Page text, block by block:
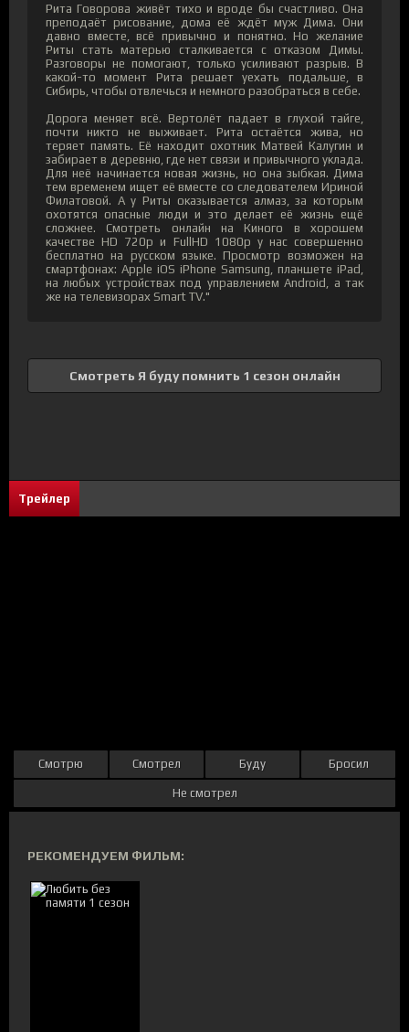
Рита Говорова живёт тихо и вроде бы счастливо. Она
преподаёт рисование, дома её ждёт муж Дима. Они
давно вместе, всё привычно и понятно. Но желание
Риты стать матерью сталкивается с отказом Димы.
Разговоры не помогают, только усиливают разрыв. В
какой-то момент Рита решает уехать подальше, в
Сибирь, чтобы отвлечься и немного разобраться в себе.
Дорога меняет всё. Вертолёт падает в глухой тайге,
почти никто не выживает. Рита остаётся жива, но
теряет память. Её находит охотник Матвей Калугин и
забирает в деревню, где нет связи и привычного уклада.
Для неё начинается новая жизнь, но она зыбкая. Дима
тем временем ищет её вместе со следователем Ириной
Филатовой. А у Риты оказывается алмаз, за которым
охотятся опасные люди и это делает её жизнь ещё
сложнее. Смотреть онлайн на Киного в хорошем
качестве HD 720p и FullHD 1080p у нас совершенно
бесплатно на русском языке. Просмотр возможен на
смартфонах: Apple iOS iPhone Samsung, планшете iPad,
на любых устройствах под управлением Android, а так
же на телевизорах Smart TV."
Смотреть Я буду помнить 1 сезон онлайн
Трейлер
Смотрю Смотрел Буду Бросил
Не смотрел
РЕКОМЕНДУЕМ ФИЛЬМ: